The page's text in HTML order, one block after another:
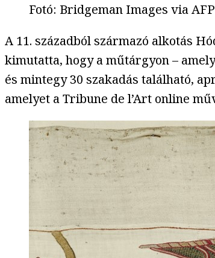
Fotó: Bridgeman Images via AFP
A 11. századból származó alkotás
kimutatta, hogy a műtárgyon –
és mintegy 30 szakadás található,
amelyet a Tribune de l’Art online